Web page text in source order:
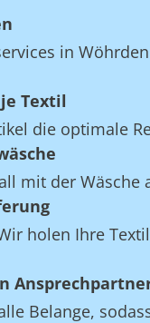
in
Textil
die optimale
mit der
holen Ihre
Belange,